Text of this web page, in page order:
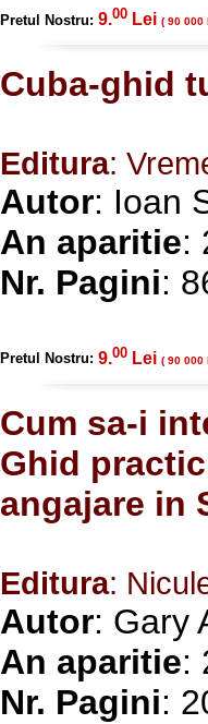
Pretul Nostru: 9.00 Lei ( 90 000
Cuba-ghid
Editura:
Autor: Ioan
An aparitie:
Nr. Pagini:
Pretul Nostru: 9.00 Lei ( 90 000
Cum sa-i
Ghid
angajare in
Editura:
Autor: Gary
An aparitie:
Nr. Pagini: